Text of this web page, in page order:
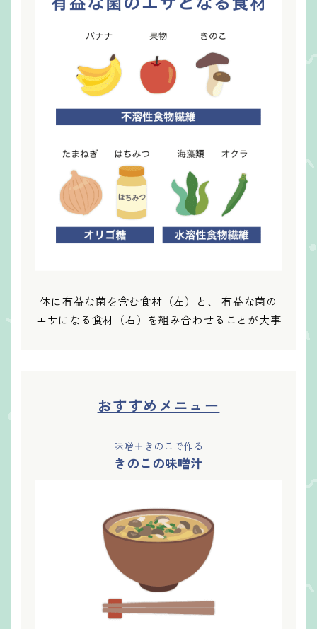
体に有益な菌を含む食材（左）と、 有益な菌の
エサになる食材（右）を組み合わせることが大事
おすすめメニュー
味噌＋きのこで作る
きのこの味噌汁